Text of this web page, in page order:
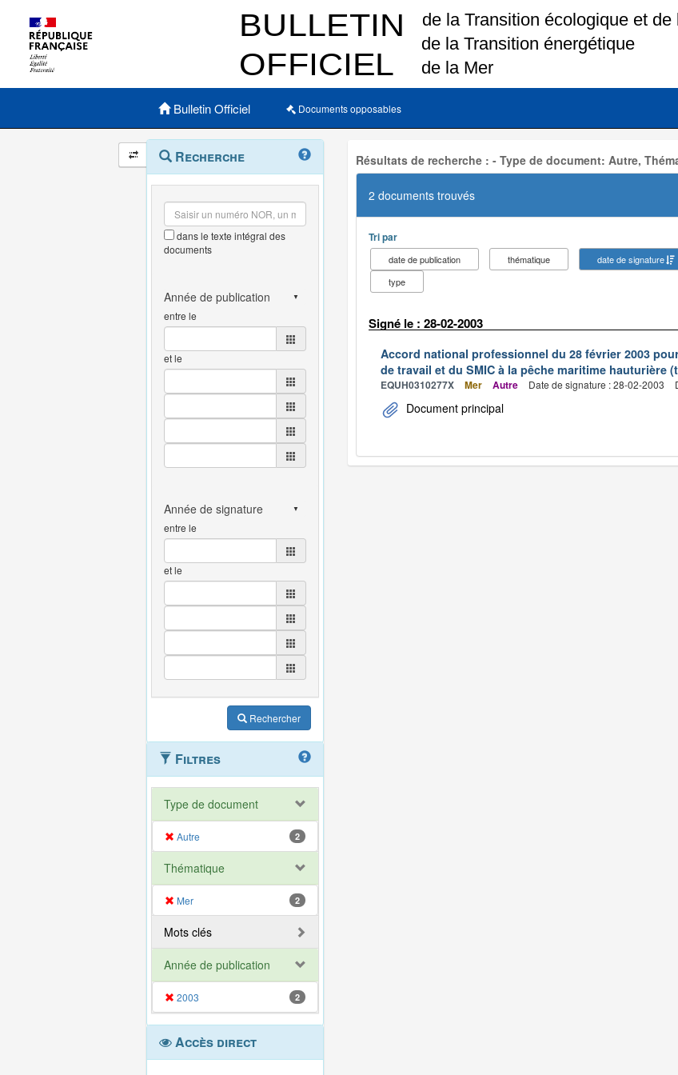
Menu principal
Bulletin Officiel Documents opposables
Navigation
et
outils
annexes
Menu
contextuel
Recherche
dans le texte intégral des
documents
entre le
et le
entre le
et le
Rechercher
Filtres
Type de document
Autre 2
Thématique
Mer 2
Mots clés
Année de publication
2003 2
Accès direct
Résultats de recherche : - Type de document: Autre,
2 documents trouvés
Tri par
date de publication thématique
date de signature
type
Signé le : 28-02-2003
Accord national professionnel du 28 février 2003
de travail et du SMIC à la pêche maritime hauturière
EQUH0310277X Mer Autre Date de signature : 28-02-2003
Document principal